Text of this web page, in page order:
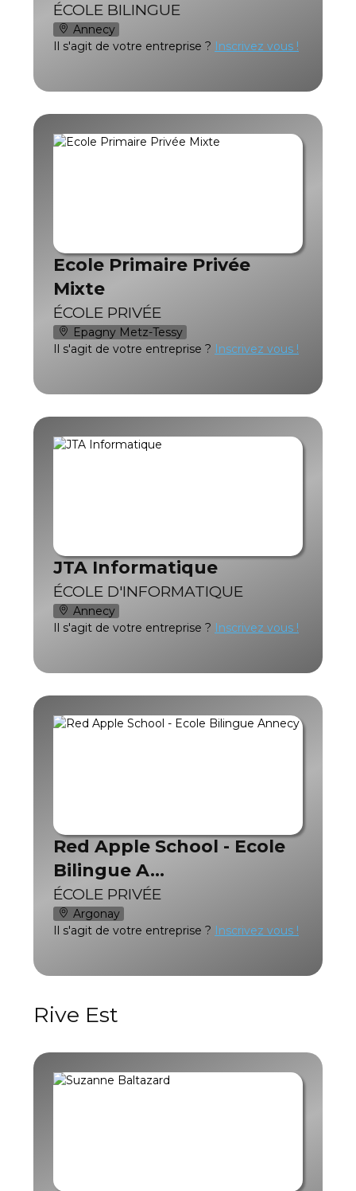
ÉCOLE BILINGUE
Annecy
Il s'agit de votre entreprise ? Inscrivez vous !
Ecole Primaire Privée
Mixte
ÉCOLE PRIVÉE
Epagny Metz-Tessy
Il s'agit de votre entreprise ? Inscrivez vous !
JTA Informatique
ÉCOLE D'INFORMATIQUE
Annecy
Il s'agit de votre entreprise ? Inscrivez vous !
Red Apple School - Ecole
Bilingue A…
ÉCOLE PRIVÉE
Argonay
Il s'agit de votre entreprise ? Inscrivez vous !
Rive Est